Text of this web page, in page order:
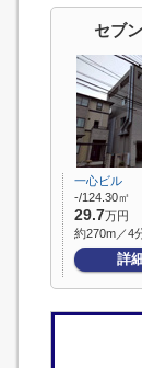
セブ
一心ビル
-/124.30㎡
29.7万円
約270m／4
詳